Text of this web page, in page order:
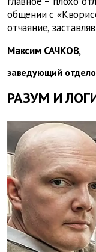
общении с
отчаяние,
Максим САЧКОВ,
заведующий
РАЗУМ И